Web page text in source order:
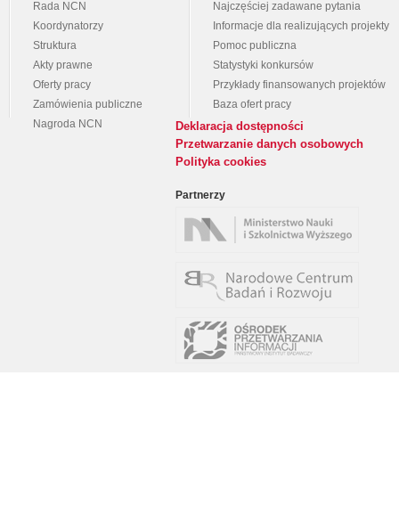
Rada NCN
Koordynatorzy
Struktura
Akty prawne
Oferty pracy
Zamówienia publiczne
Nagroda NCN
Najczęściej zadawane pytania
Informacje dla realizujących projekty
Pomoc publiczna
Statystyki konkursów
Przykłady finansowanych projektów
Baza ofert pracy
Deklaracja dostępności
Przetwarzanie danych osobowych
Polityka cookies
Partnerzy